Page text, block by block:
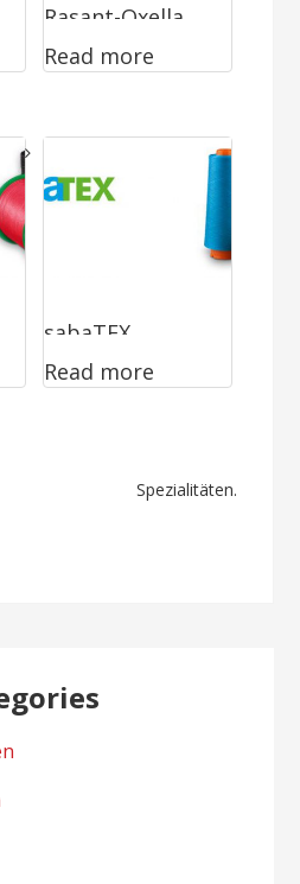
Rasant-Oxella.
Polyester/Baum
glacé
Read more
sabaTEX.
Polyester
Read more
Spezialitäten.